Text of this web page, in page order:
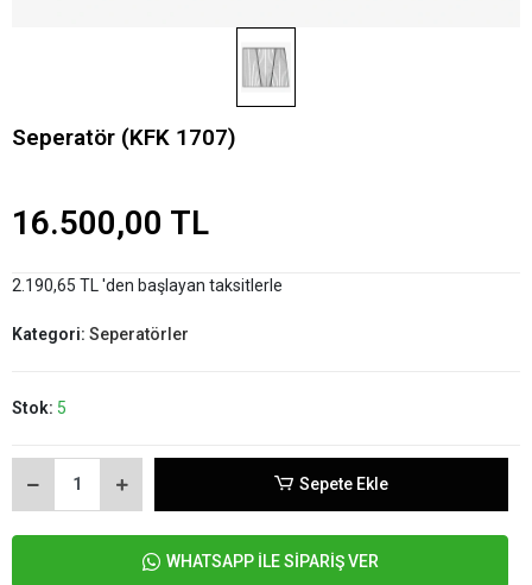
Seperatör (KFK 1707)
16.500,00 TL
2.190,65 TL 'den başlayan taksitlerle
Kategori: Seperatörler
Stok: 5
Sepete Ekle
WHATSAPP İLE SİPARİŞ VER